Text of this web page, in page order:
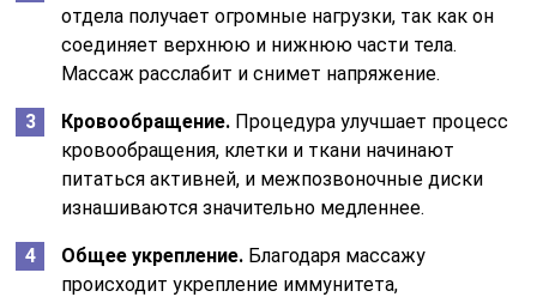
отдела получает огромные нагрузки, так как он
соединяет верхнюю и нижнюю части тела.
Массаж расслабит и снимет напряжение.
Кровообращение. Процедура улучшает процесс
кровообращения, клетки и ткани начинают
питаться активней, и межпозвоночные диски
изнашиваются значительно медленнее.
Общее укрепление. Благодаря массажу
происходит укрепление иммунитета,